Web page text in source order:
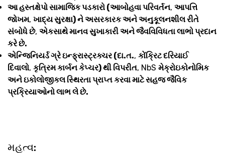
આ હસ્તક્ષેપો સામાજિક પડકારો (આબોહવા પરિવર્તન, આપત્તિ
જોખમ, ખાદ્ય સુરક્ષા) ને અસરકારક અને અનુકૂલનશીલ રીતે
સંબોધે છે, એકસાથે માનવ સુખાકારી અને જૈવવિવિધતા લાભો પ્રદાન
કરે છે.
એન્જિનિયર્ડ ગ્રે ઇન્ફ્રાસ્ટ્રક્ચર (દા.ત., કોંક્રિટ દરિયાઈ
દિવાલો, કૃત્રિમ કાર્બન કેપ્ચર) થી વિપરીત, NbS મેક્રોઇકોનોમિક
અને ઇકોલોજીકલ સ્થિરતા પ્રાપ્ત કરવા માટે સહજ જૈવિક
પ્રક્રિયાઓનો લાભ લે છે.
મહત્વ: